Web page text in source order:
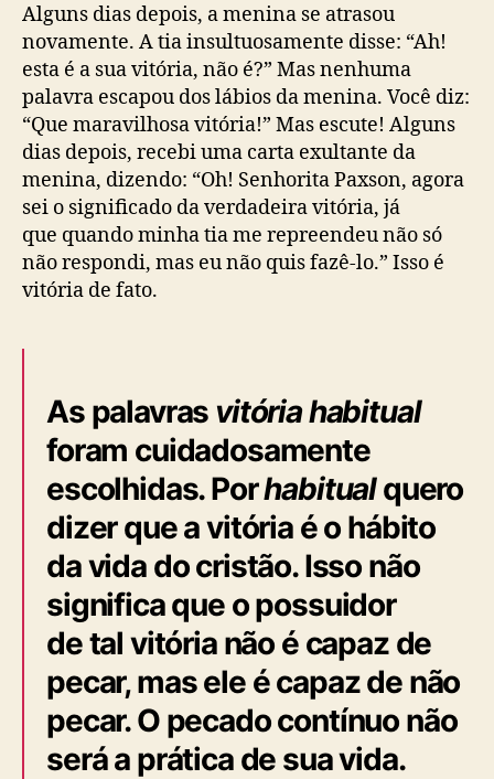
Alguns dias depois, a menina se atrasou
novamente. A tia insultuosamente disse: “Ah!
esta é a sua vitória, não é?” Mas nenhuma
palavra escapou dos lábios da menina. Você diz:
“Que maravilhosa vitória!” Mas escute! Alguns
dias depois, recebi uma carta exultante da
menina, dizendo: “Oh! Senhorita Paxson, agora
sei o significado da verdadeira vitória, já
que quando minha tia me repreendeu não só
não respondi, mas eu não quis fazê-lo.” Isso é
vitória de fato.
As palavras vitória habitual
foram cuidadosamente
escolhidas. Porhabitualquero
dizer que a vitória é o hábito
da vida do cristão. Isso não
significa que o possuidor
de tal vitória não é capaz de
pecar, mas ele é capaz de não
pecar. O pecado contínuo não
será a prática de sua vida.